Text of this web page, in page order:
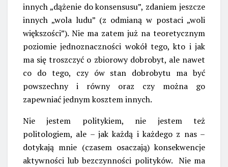
innych „dążenie do konsensusu”, zdaniem jeszcze
innych „wola ludu” (z odmianą w postaci „woli
większości”). Nie ma zatem już na teoretycznym
poziomie jednoznaczności wokół tego, kto i jak
ma się troszczyć o zbiorowy dobrobyt, ale nawet
co do tego, czy ów stan dobrobytu ma być
powszechny i równy oraz czy można go
zapewniać jednym kosztem innych.
Nie jestem politykiem, nie jestem też
politologiem, ale – jak każdą i każdego z nas –
dotykają mnie (czasem osaczają) konsekwencje
aktywności lub bezczynności polityków. Nie ma